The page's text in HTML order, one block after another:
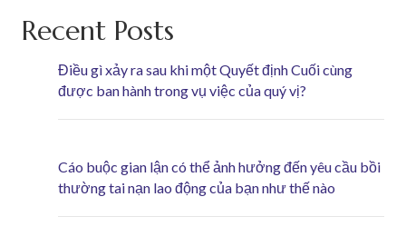
Recent Posts
Điều gì xảy ra sau khi một Quyết định Cuối cùng
được ban hành trong vụ việc của quý vị?
Cáo buộc gian lận có thể ảnh hưởng đến yêu cầu bồi
thường tai nạn lao động của bạn như thế nào